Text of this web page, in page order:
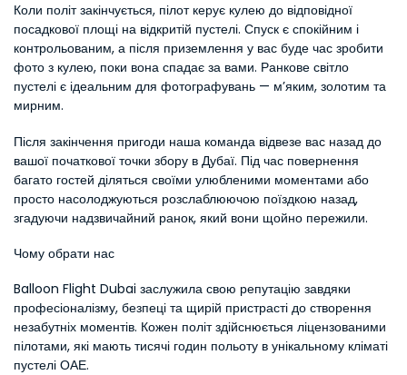
Коли політ закінчується, пілот керує кулею до відповідної
посадкової площі на відкритій пустелі. Спуск є спокійним і
контрольованим, а після приземлення у вас буде час зробити
фото з кулею, поки вона спадає за вами. Ранкове світло
пустелі є ідеальним для фотографувань — м’яким, золотим та
мирним.
Після закінчення пригоди наша команда відвезе вас назад до
вашої початкової точки збору в Дубаї. Під час повернення
багато гостей діляться своїми улюбленими моментами або
просто насолоджуються розслаблюючою поїздкою назад,
згадуючи надзвичайний ранок, який вони щойно пережили.
Чому обрати нас
Balloon Flight Dubai заслужила свою репутацію завдяки
професіоналізму, безпеці та щирій пристрасті до створення
незабутніх моментів. Кожен політ здійснюється ліцензованими
пілотами, які мають тисячі годин польоту в унікальному кліматі
пустелі ОАЕ.